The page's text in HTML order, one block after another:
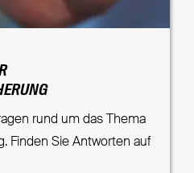
rund um das Thema
Finden Sie Antworten auf